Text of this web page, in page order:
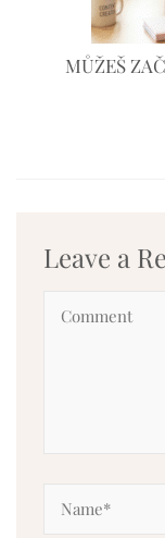
MŮŽEŠ
Leave a